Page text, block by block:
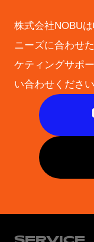
株式会社NOBU
ニーズに合わせ
ケティングサポ
い合わせください